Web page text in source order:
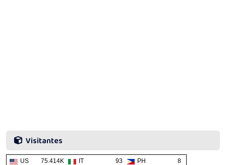
Visitantes
US 75.414K IT 93 PH 8